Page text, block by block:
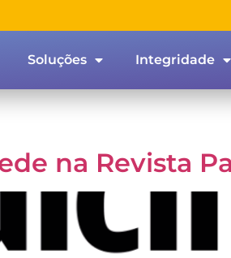
Soluções Integridade
na Revista